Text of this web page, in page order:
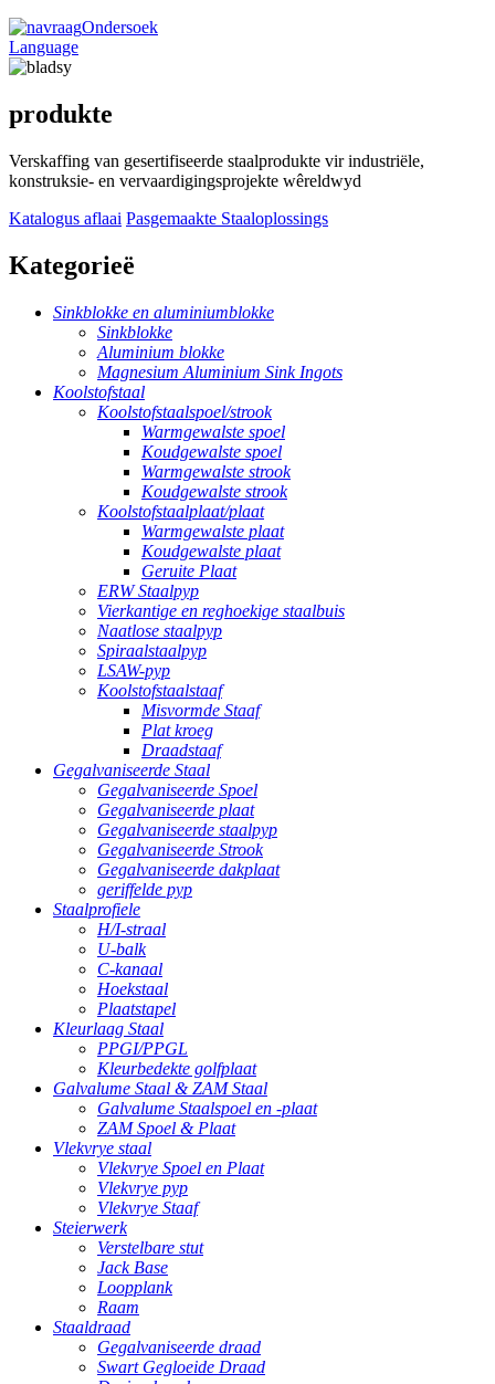
Ondersoek
Language
produkte
Verskaffing van gesertifiseerde staalprodukte vir industriële,
konstruksie- en vervaardigingsprojekte wêreldwyd
Katalogus aflaai Pasgemaakte Staaloplossings
Kategorieë
Sinkblokke en aluminiumblokke
Sinkblokke
Aluminium blokke
Magnesium Aluminium Sink Ingots
Koolstofstaal
Koolstofstaalspoel/strook
Warmgewalste spoel
Koudgewalste spoel
Warmgewalste strook
Koudgewalste strook
Koolstofstaalplaat/plaat
Warmgewalste plaat
Koudgewalste plaat
Geruite Plaat
ERW Staalpyp
Vierkantige en reghoekige staalbuis
Naatlose staalpyp
Spiraalstaalpyp
LSAW-pyp
Koolstofstaalstaaf
Misvormde Staaf
Plat kroeg
Draadstaaf
Gegalvaniseerde Staal
Gegalvaniseerde Spoel
Gegalvaniseerde plaat
Gegalvaniseerde staalpyp
Gegalvaniseerde Strook
Gegalvaniseerde dakplaat
geriffelde pyp
Staalprofiele
H/I-straal
U-balk
C-kanaal
Hoekstaal
Plaatstapel
Kleurlaag Staal
PPGI/PPGL
Kleurbedekte golfplaat
Galvalume Staal & ZAM Staal
Galvalume Staalspoel en -plaat
ZAM Spoel & Plaat
Vlekvrye staal
Vlekvrye Spoel en Plaat
Vlekvrye pyp
Vlekvrye Staaf
Steierwerk
Verstelbare stut
Jack Base
Loopplank
Raam
Staaldraad
Gegalvaniseerde draad
Swart Gegloeide Draad